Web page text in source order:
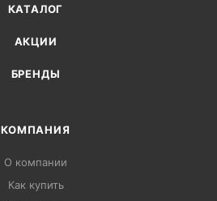
КАТАЛОГ
АКЦИИ
БРЕНДЫ
КОМПАНИЯ
О компании
Как купить